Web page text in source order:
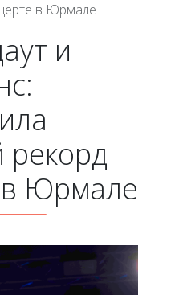
в Юрмале
и
рекорд
в Юрмале